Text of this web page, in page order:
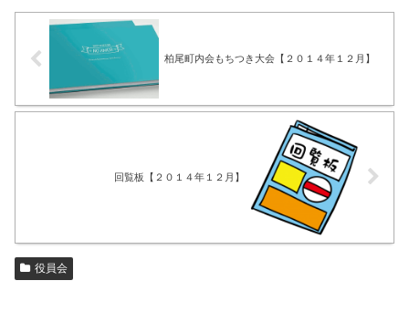
柏尾町内会もちつき大会【２０１４年１２月】
回覧板【２０１４年１２月】
役員会